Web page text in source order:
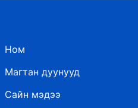
Ном
Магтан дуунууд
Сайн мэдээ